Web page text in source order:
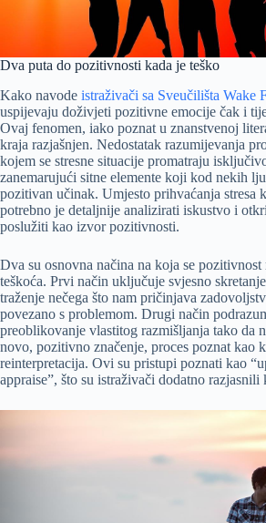
Dva puta do pozitivnosti kada je teško
Kako navode istraživači sa Sveučilišta Wake
uspijevaju doživjeti pozitivne emocije čak i
Ovaj fenomen, iako poznat u znanstvenoj
kraja razjašnjen. Nedostatak razumijevanja
kojem se stresne situacije promatraju
zanemarujući sitne elemente koji kod nekih
pozitivan učinak. Umjesto prihvaćanja stresa
potrebno je detaljnije analizirati iskustvo i
poslužiti kao izvor pozitivnosti.
Dva su osnovna načina na koja se
teškoća. Prvi način uključuje svjesno
traženje nečega što nam pričinjava
povezano s problemom. Drugi način
preoblikovanje vlastitog razmišljanja tako da
novo, pozitivno značenje, proces poznat kao
reinterpretacija. Ovi su pristupi poznati kao
appraise”, što su istraživači dodatno razjasnili